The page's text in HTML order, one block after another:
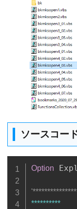
ソースコー
Option
**********